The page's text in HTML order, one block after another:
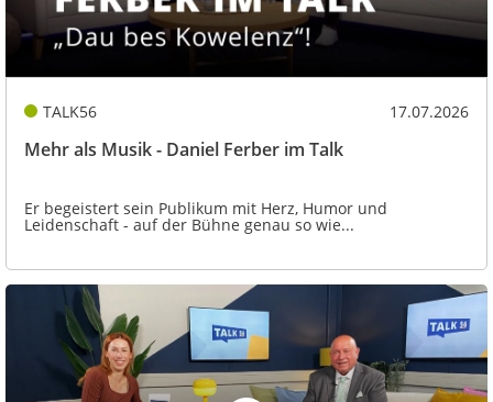
TALK56 17.07.2026
Mehr als Musik - Daniel Ferber im Talk
Er begeistert sein Publikum mit Herz, Humor und
Leidenschaft - auf der Bühne genau so wie...